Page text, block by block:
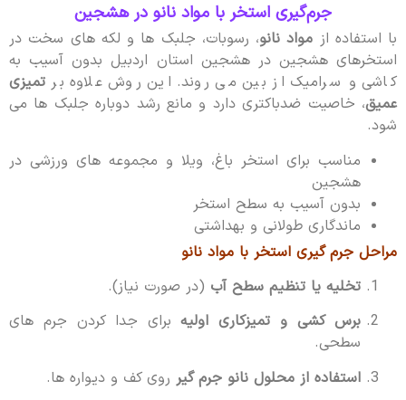
جرم‌گیری استخر با مواد نانو در هشجین
با استفاده از مواد نانو، رسوبات، جلبک ها و لکه های سخت در
استخرهای هشجین در هشجین استان اردبیل بدون آسیب به
کاشی و سرامیک از بین می روند. این روش علاوه بر تمیزی
عمیق، خاصیت ضدباکتری دارد و مانع رشد دوباره جلبک ها می
شود.
مناسب برای استخر باغ، ویلا و مجموعه های ورزشی در
هشجین
بدون آسیب به سطح استخر
ماندگاری طولانی و بهداشتی
مراحل جرم گیری استخر با مواد نانو
تخلیه یا تنظیم سطح آب(در صورت نیاز).
برس کشی و تمیزکاری اولیهبرای جدا کردن جرم های
سطحی.
استفاده از محلول نانو جرم گیرروی کف و دیواره ها.